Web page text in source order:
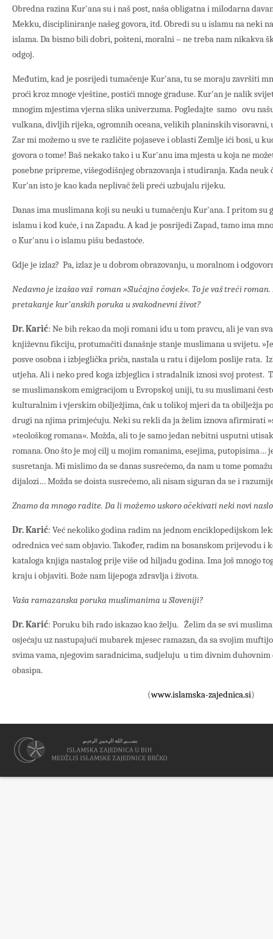
Obredna razina Kur'ana su i naš post, naša obligatna i milodarna
Mekku, discipliniranje našeg govora, itd. Obredi su u islamu na neki
islama. Da bismo bili dobri, pošteni, moralni – ne treba nam nikakva
odgoj.
Međutim, kad je posrijedi tumačenje Kur'ana, tu se moraju završiti
proći kroz mnoge vještine, postići mnoge graduse. Kur'an je nalik
mnogim mjestima vjerna slika univerzuma. Pogledajte samo ovu
vulkana, divljih rijeka, ogromnih oceana, velikih planinskih
Zar mi možemo u sve te različite pojaseve i oblasti Zemlje ići bosi, u
govora o tome! Baš nekako tako i u Kur'anu ima mjesta u koja ne
posebne pripreme, višegodišnjeg obrazovanja i studiranja. Kada
Kur'an isto je kao kada neplivač želi preći uzbujalu rijeku.
Danas ima muslimana koji su neuki u tumačenju Kur'ana. I pritom su
islamu i kod kuće, i na Zapadu. A kad je posrijedi Zapad, tamo ima
o Kur'anu i o islamu pišu bedastoće.
Gdje je izlaz? Pa, izlaz je u dobrom obrazovanju, u moralnom i
Nedavno je izašao vaš roman »Slučajno čovjek«. To je vaš treći
pretakanje kur'anskih poruka u svakodnevni život?
Dr. Karić: Ne bih rekao da moji romani idu u tom pravcu, ali je van
književnu fikciju, protumačiti današnje stanje muslimana u svijetu.
posve osobna i izbjeglička priča, nastala u ratu i dijelom poslije rata.
utjeha. Ali i neko pred koga izbjeglica i stradalnik iznosi svoj protest.
se muslimanskom emigracijom u Evropskoj uniji, tu su muslimani
kulturalnim i vjerskim obilježjima, čak u tolikoj mjeri da ta obilježja
drugi na njima primjećuju. Neki su rekli da ja želim iznova afirmirati
»teološkog romana«. Možda, ali to je samo jedan nebitni usputni
romana. Ono što je moj cilj u mojim romanima, esejima,
susretanja. Mi mislimo da se danas susrećemo, da nam u tome
dijalozi… Možda se doista susrećemo, ali nisam siguran da se i
Znamo da mnogo radite. Da li možemo uskoro očekivati neki novi
Dr. Karić: Već nekoliko godina radim na jednom enciklopedijskom
odrednica već sam objavio. Također, radim na bosanskom prijevodu i
kataloga knjiga nastalog prije više od hiljadu godina. Ima još mnogo
kraju i objaviti. Bože nam lijepoga zdravlja i života.
Vaša ramazanska poruka muslimanima u Sloveniji?
Dr. Karić: Poruku bih rado iskazao kao želju. Želim da se svi
osjećaju uz nastupajući mubarek mjesec ramazan, da sa svojim
svima vama, njegovim saradnicima, sudjeluju u tim divnim duhovnim
obasipa.
(www.islamska-zajednica.si)